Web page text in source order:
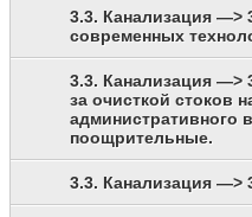
3.3. Канализация —>
современных
3.3. Канализация —>
за очисткой стоков
административного
поощрительные.
3.3. Канализация —>